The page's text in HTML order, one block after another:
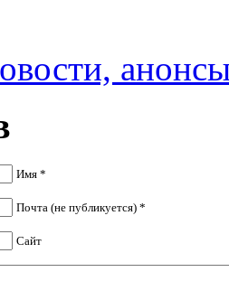
Имя *
Почта (не публикуется) *
Сайт